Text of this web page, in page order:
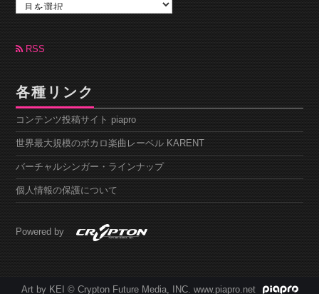
カ
ブ RSS
各種リンク
コンテンツ投稿サイト piapro
世界最大規模のボカロ楽曲レーベル KARENT
バーチャルシンガー・ラインナップ
個人情報の保護について
Powered by
Art by KEI © Crypton Future Media, INC. www.piapro.net